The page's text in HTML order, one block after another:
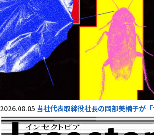
2026.08.05 当社代表取締役社長の岡部美楠子が